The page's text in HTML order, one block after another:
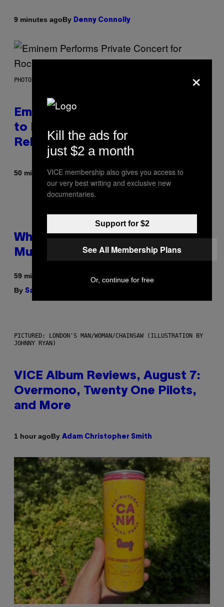
9 minutes agoBy Denny Connolly
PHOTO BY AARON J. THORNTON/GETTY IMAGES
Eminem Put Up His Own Money
to Help a Hip-Hop Legend Go to
Rehab
50 minutes agoByStephen Andrew Galiher
Why Are Athletes Taking
Mushroom Gummies?
59 minutes ago
By Sam Watanuki
PICTURED: LONDON'S MAN/WOMAN/CHAINSAW (ILLUSTRATION BY
JOHNNY RYAN)
VICE Album Reviews, August 7:
Overmono, Twenty One Pilots,
and More
1 hour agoBy Adam Christopher Smith
×
Kill the ads for
just $2 a month
VICE membership also gives you access to
our very best writing and exclusive new
documentaries.
Support for $2
See All Membership Plans
Or, continue for free